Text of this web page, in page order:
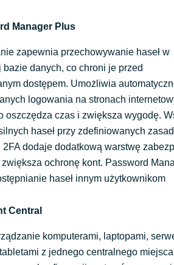
Manager Plus
zapewnia przechowywanie haseł w
bazie danych, co chroni je przed
dostępem. Umożliwia
logowania na stronach
oszczędza czas i zwiększa wygodę.
haseł przy zdefiniowanych
dodaje dodatkową warstwę
zwiększa ochronę kont. Password
haseł innym użytkownikom
Central
komputerami, laptopami,
z jednego centralnego